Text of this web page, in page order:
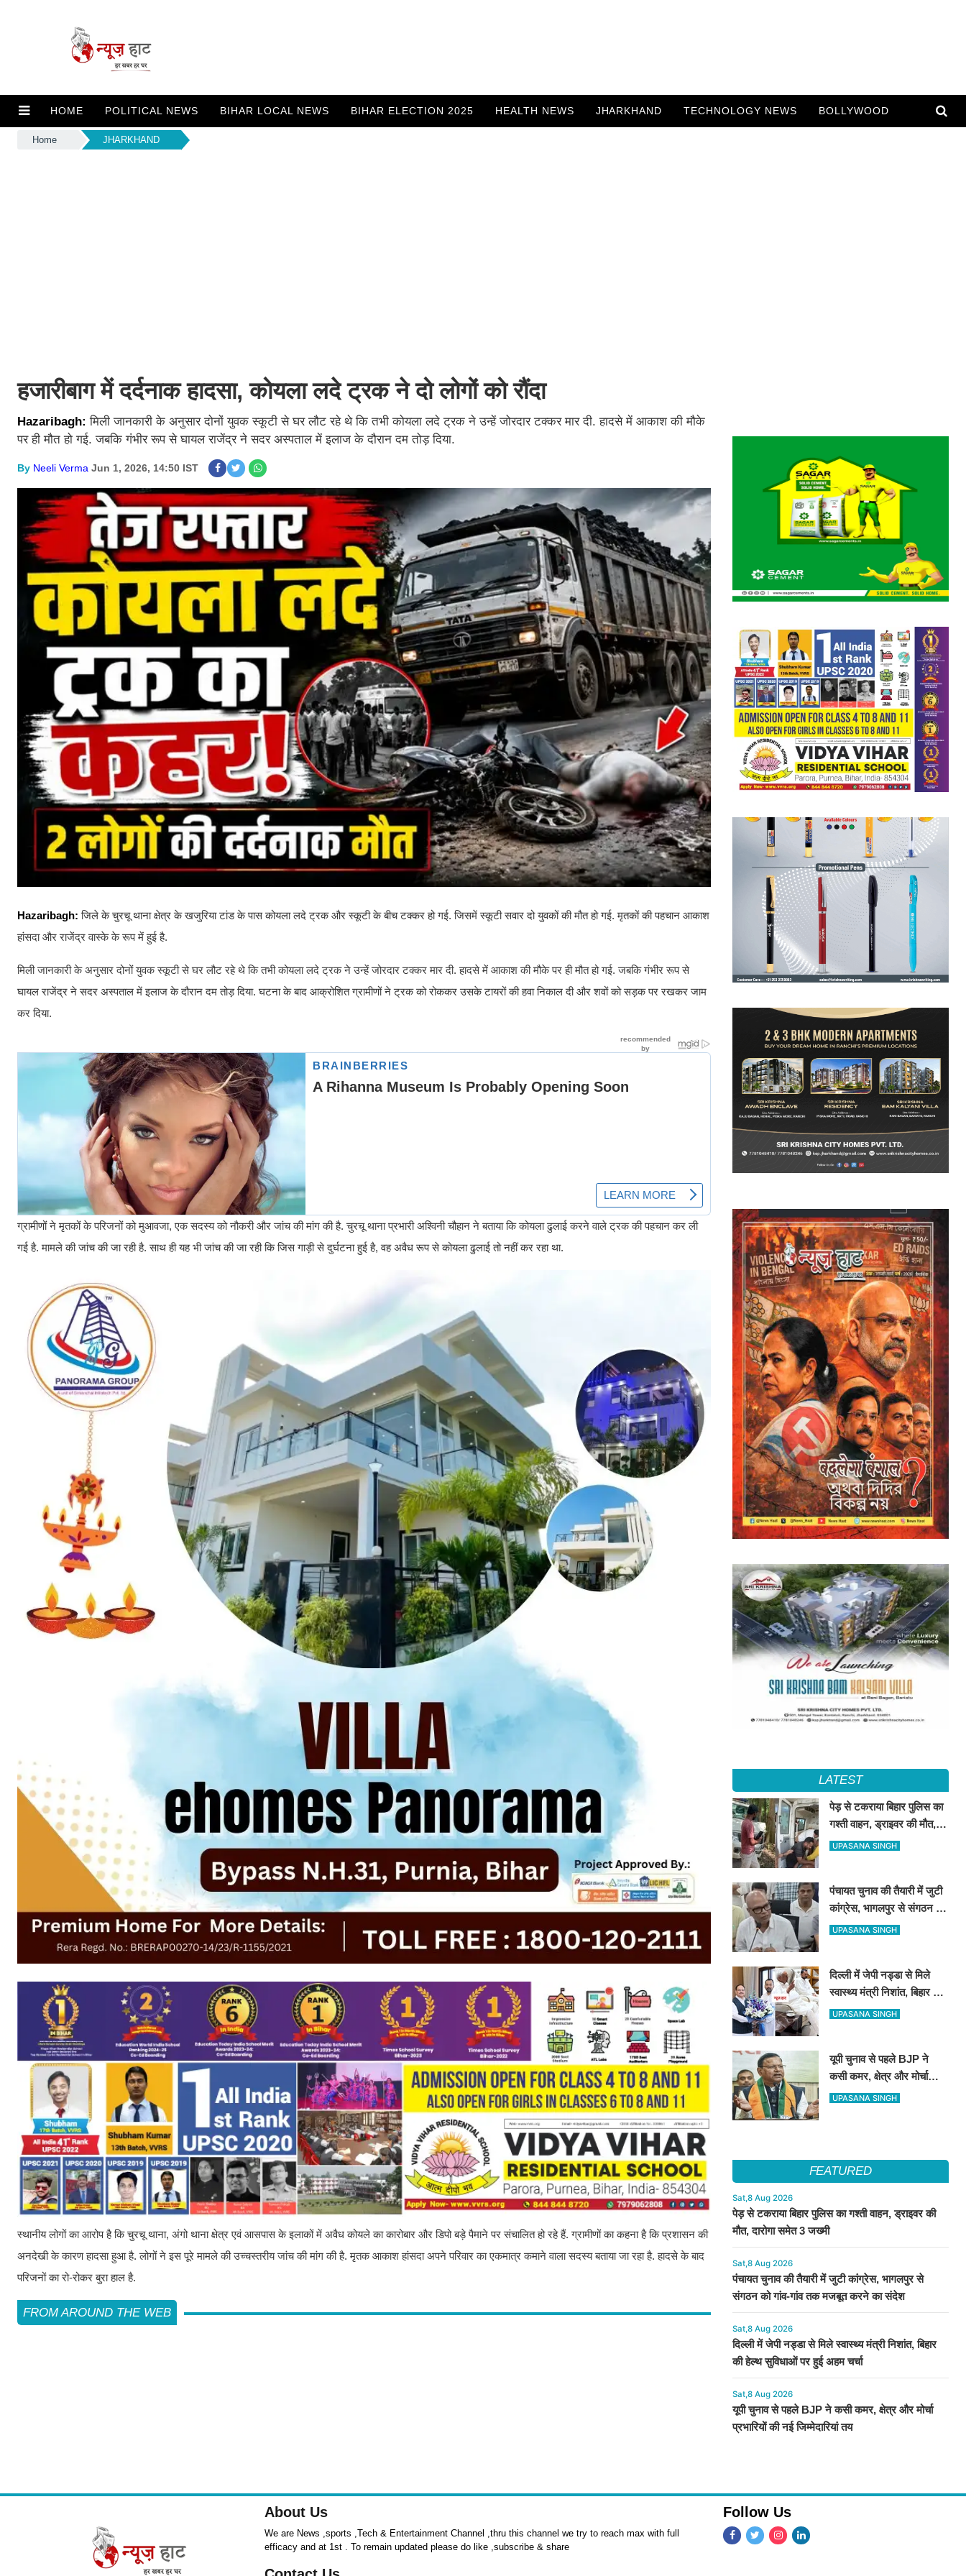
HOME POLITICAL NEWS BIHAR LOCAL NEWS BIHAR ELECTION 2025 HEALTH NEWS JHARKHAND TECHNOLOGY NEWS BOLLYWOOD
Home JHARKHAND
हजारीबाग में दर्दनाक हादसा, कोयला लदे ट्रक ने दो लोगों को रौंदा
Hazaribagh:मिली जानकारी के अनुसार दोनों युवक स्कूटी से घर लौट रहे थे कि तभी कोयला लदे ट्रक ने उन्हें जोरदार टक्कर मार दी. हादसे में आकाश की मौके
पर ही मौत हो गई. जबकि गंभीर रूप से घायल राजेंद्र ने सदर अस्पताल में इलाज के दौरान दम तोड़ दिया.
By Neeli Verma Jun 1, 2026, 14:50 IST
Hazaribagh: जिले के चुरचू थाना क्षेत्र के खजुरिया टांड के पास कोयला लदे ट्रक और स्कूटी के बीच टक्कर हो गई. जिसमें स्कूटी सवार दो युवकों की मौत हो गई. मृतकों की पहचान आकाश
हांसदा और राजेंद्र वास्के के रूप में हुई है.
मिली जानकारी के अनुसार दोनों युवक स्कूटी से घर लौट रहे थे कि तभी कोयला लदे ट्रक ने उन्हें जोरदार टक्कर मार दी. हादसे में आकाश की मौके पर ही मौत हो गई. जबकि गंभीर रूप से
घायल राजेंद्र ने सदर अस्पताल में इलाज के दौरान दम तोड़ दिया. घटना के बाद आक्रोशित ग्रामीणों ने ट्रक को रोककर उसके टायरों की हवा निकाल दी और शवों को सड़क पर रखकर जाम
कर दिया.
ग्रामीणों ने मृतकों के परिजनों को मुआवजा, एक सदस्य को नौकरी और जांच की मांग की है. चुरचू थाना प्रभारी अश्विनी चौहान ने बताया कि कोयला ढुलाई करने वाले ट्रक की पहचान कर ली
गई है. मामले की जांच की जा रही है. साथ ही यह भी जांच की जा रही कि जिस गाड़ी से दुर्घटना हुई है, वह अवैध रूप से कोयला ढुलाई तो नहीं कर रहा था.
स्थानीय लोगों का आरोप है कि चुरचू थाना, अंगो थाना क्षेत्र एवं आसपास के इलाकों में अवैध कोयले का कारोबार और डिपो बड़े पैमाने पर संचालित हो रहे हैं. ग्रामीणों का कहना है कि प्रशासन की
अनदेखी के कारण हादसा हुआ है. लोगों ने इस पूरे मामले की उच्चस्तरीय जांच की मांग की है. मृतक आकाश हांसदा अपने परिवार का एकमात्र कमाने वाला सदस्य बताया जा रहा है. हादसे के बाद
परिजनों का रो-रोकर बुरा हाल है.
FROM AROUND THE WEB
LATEST
पेड़ से टकराया बिहार पुलिस का
गश्ती वाहन, ड्राइवर की मौत,
दारोगा समेत 3 जख्मी
UPASANA SINGH
पंचायत चुनाव की तैयारी में जुटी
कांग्रेस, भागलपुर से संगठन को
गांव-गांव तक मजबूत करने का
UPASANA SINGH
दिल्ली में जेपी नड्डा से मिले
स्वास्थ्य मंत्री निशांत, बिहार की
हेल्थ सुविधाओं पर हुई अहम चर्चा
UPASANA SINGH
यूपी चुनाव से पहले BJP ने
कसी कमर, क्षेत्र और मोर्चा
प्रभारियों की नई जिम्मेदारियां
UPASANA SINGH
FEATURED
Sat,8 Aug 2026
पेड़ से टकराया बिहार पुलिस का गश्ती वाहन, ड्राइवर की
मौत, दारोगा समेत 3 जख्मी
Sat,8 Aug 2026
पंचायत चुनाव की तैयारी में जुटी कांग्रेस, भागलपुर से
संगठन को गांव-गांव तक मजबूत करने का संदेश
Sat,8 Aug 2026
दिल्ली में जेपी नड्डा से मिले स्वास्थ्य मंत्री निशांत, बिहार
की हेल्थ सुविधाओं पर हुई अहम चर्चा
Sat,8 Aug 2026
यूपी चुनाव से पहले BJP ने कसी कमर, क्षेत्र और मोर्चा
प्रभारियों की नई जिम्मेदारियां तय
About Us
We are News ,sports ,Tech & Entertainment Channel ,thru this channel we try to reach max with full
efficacy and at 1st . To remain updated please do like ,subscribe & share
Follow Us